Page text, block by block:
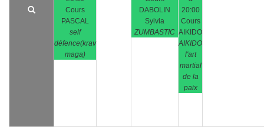
Cours
PASCAL
self
défence(krav
maga)
DABOLIN
Sylvia
ZUMBASTIC
20:00
Cours
AIKIDO
AIKIDO
l'art
martial
de la
paix